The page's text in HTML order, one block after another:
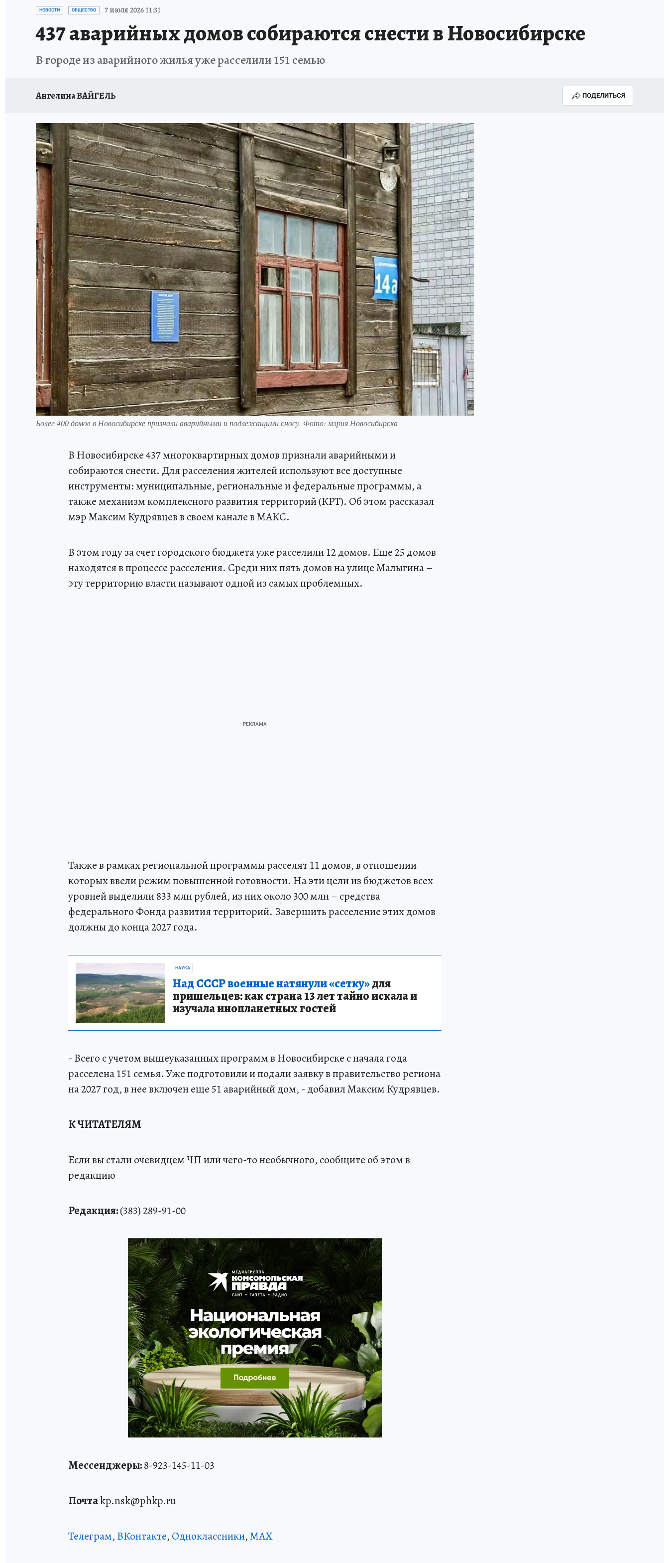
ОТДЫХ В РОССИИ ЗАПОВЕДНАЯ РОССИЯ
НОВОСТИ ОБЩЕСТВО 7 июля 2026 11:31
437 аварийных домов собираются снести в Новосибирске
В городе из аварийного жилья уже расселили 151 семью
Ангелина ВАЙГЕЛЬ ПОДЕЛИТЬСЯ
Более 400 домов в Новосибирске признали аварийными и подлежащими сносу. Фото: мэрия Новосибирска
В Новосибирске 437 многоквартирных домов признали аварийными и
собираются снести. Для расселения жителей используют все доступные
инструменты: муниципальные, региональные и федеральные программы, а
также механизм комплексного развития территорий (КРТ). Об этом рассказал
мэр Максим Кудрявцев в своем канале в МАКС.
В этом году за счет городского бюджета уже расселили 12 домов. Еще 25 домов
находятся в процессе расселения. Среди них пять домов на улице Малыгина –
эту территорию власти называют одной из самых проблемных.
Также в рамках региональной программы расселят 11 домов, в отношении
которых ввели режим повышенной готовности. На эти цели из бюджетов всех
уровней выделили 833 млн рублей, из них около 300 млн – средства
федерального Фонда развития территорий. Завершить расселение этих домов
должны до конца 2027 года.
НАУКА
Над СССР военные натянули «сетку»для
пришельцев: как страна 13 лет тайно искала и
изучала инопланетных гостей
- Всего с учетом вышеуказанных программ в Новосибирске с начала года
расселена 151 семья. Уже подготовили и подали заявку в правительство региона
на 2027 год, в нее включен еще 51 аварийный дом, - добавил Максим Кудрявцев.
К ЧИТАТЕЛЯМ
Если вы стали очевидцем ЧП или чего-то необычного, сообщите об этом в
редакцию
Редакция:(383) 289-91-00
Мессенджеры:8-923-145-11-03
Почтаkp.nsk@phkp.ru
Телеграм, ВКонтакте, Одноклассники,MAX